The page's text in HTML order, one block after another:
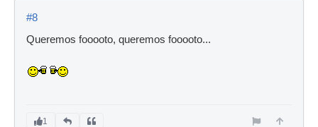
#8
Queremos fooooto, queremos fooooto...
1